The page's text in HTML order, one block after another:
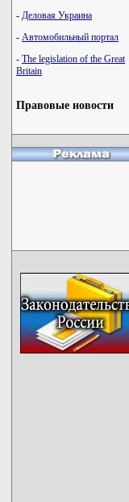
- Деловая Украина
- Автомобильный портал
- The legislation of the Great
Britain
Правовые новости